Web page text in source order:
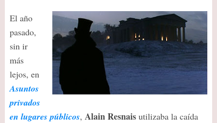
El año
pasado,
sin ir
más
lejos, en
Asuntos
privados
en lugares públicos, Alain Resnais utilizaba la caída